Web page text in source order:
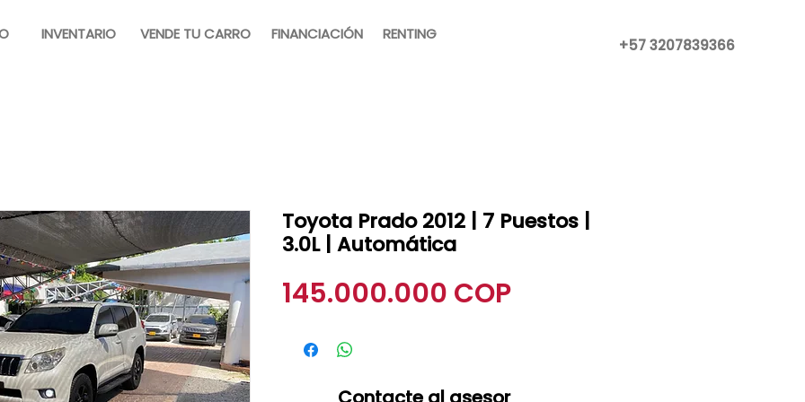
INVENTARIO VENDE TU CARRO FINANCIACIÓN RENTING
+57 3207839366
Toyota Prado 2012 | 7 Puestos |
3.0L | Automática
145.000.000 COPPrecio